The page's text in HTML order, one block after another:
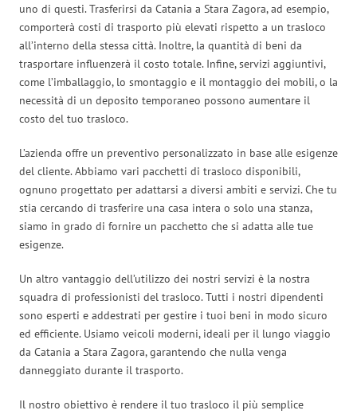
uno di questi. Trasferirsi da Catania a Stara Zagora, ad esempio,
comporterà costi di trasporto più elevati rispetto a un trasloco
all’interno della stessa città. Inoltre, la quantità di beni da
trasportare influenzerà il costo totale. Infine, servizi aggiuntivi,
come l’imballaggio, lo smontaggio e il montaggio dei mobili, o la
necessità di un deposito temporaneo possono aumentare il
costo del tuo trasloco.
L’azienda offre un preventivo personalizzato in base alle esigenze
del cliente. Abbiamo vari pacchetti di trasloco disponibili,
ognuno progettato per adattarsi a diversi ambiti e servizi. Che tu
stia cercando di trasferire una casa intera o solo una stanza,
siamo in grado di fornire un pacchetto che si adatta alle tue
esigenze.
Un altro vantaggio dell’utilizzo dei nostri servizi è la nostra
squadra di professionisti del trasloco. Tutti i nostri dipendenti
sono esperti e addestrati per gestire i tuoi beni in modo sicuro
ed efficiente. Usiamo veicoli moderni, ideali per il lungo viaggio
da Catania a Stara Zagora, garantendo che nulla venga
danneggiato durante il trasporto.
Il nostro obiettivo è rendere il tuo trasloco il più semplice